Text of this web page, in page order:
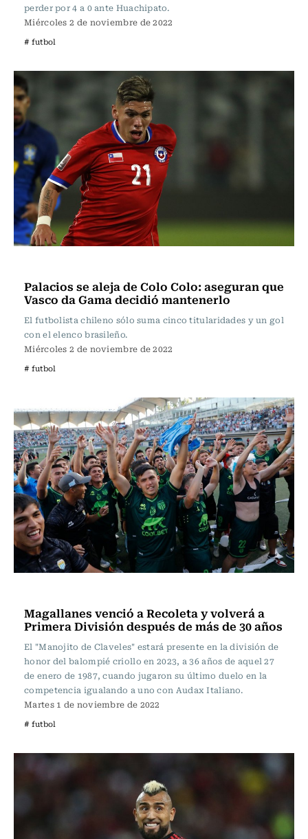
perder por 4 a 0 ante Huachipato.
Miércoles 2 de noviembre de 2022
# futbol
Palacios se aleja de Colo Colo: aseguran que
Vasco da Gama decidió mantenerlo
El futbolista chileno sólo suma cinco titularidades y un gol
con el elenco brasileño.
Miércoles 2 de noviembre de 2022
# futbol
Magallanes venció a Recoleta y volverá a
Primera División después de más de 30 años
El "Manojito de Claveles" estará presente en la división de
honor del balompié criollo en 2023, a 36 años de aquel 27
de enero de 1987, cuando jugaron su último duelo en la
competencia igualando a uno con Audax Italiano.
Martes 1 de noviembre de 2022
# futbol